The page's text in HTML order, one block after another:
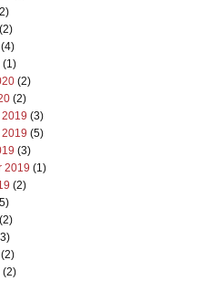
(1)
(2)
(2)
(3)
(5)
(3)
2019 (1)
(2)
(2)
(2)
(2)